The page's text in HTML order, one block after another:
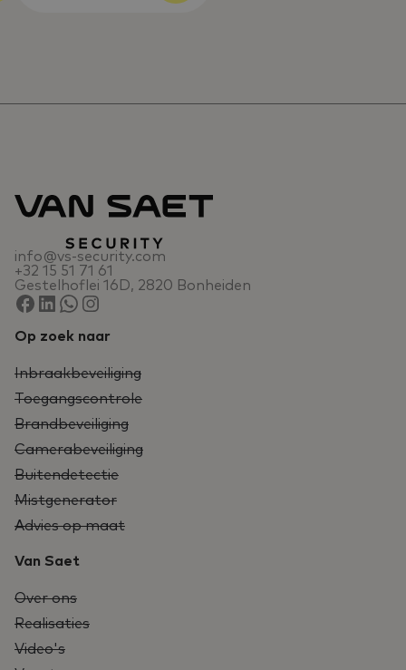
info@vs-security.com
+32 15 51 71 61
Gestelhoflei 16D, 2820 Bonheiden
Op zoek naar
Inbraakbeveiliging
Toegangscontrole
Brandbeveiliging
Camerabeveiliging
Buitendetectie
Mistgenerator
Advies op maat
Van Saet
Over ons
Realisaties
Video's